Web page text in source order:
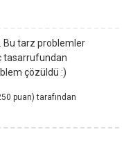
Bu tarz problemler
tasarrufundan
çözüldü :)
puan) tarafından